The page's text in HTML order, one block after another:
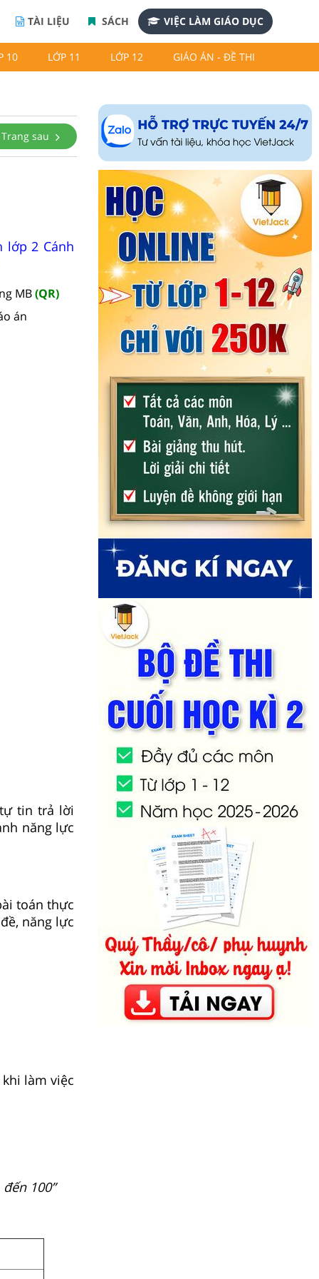
TÀI LIỆU SÁCH VIỆC LÀM GIÁO DỤC
10 LỚP 11 LỚP 12 GIÁO ÁN - ĐỀ THI
Trang sau
lớp 2 Cánh
MB(QR)
án
tin trả lời
năng lực
toán thực
năng lực
làm việc
100”